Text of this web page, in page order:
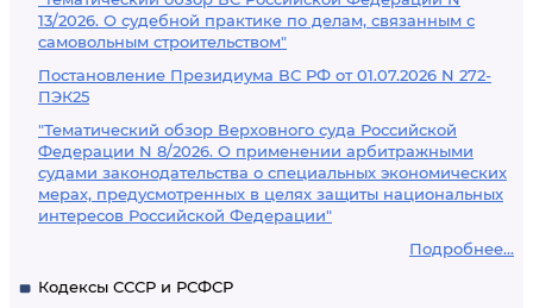
13/2026. О судебной практике по делам, связанным с
самовольным строительством"
Постановление Президиума ВС РФ от 01.07.2026 N 272-
ПЭК25
"Тематический обзор Верховного суда Российской
Федерации N 8/2026. О применении арбитражными
судами законодательства о специальных экономических
мерах, предусмотренных в целях защиты национальных
интересов Российской Федерации"
Подробнее...
Кодексы СССР и РСФСР